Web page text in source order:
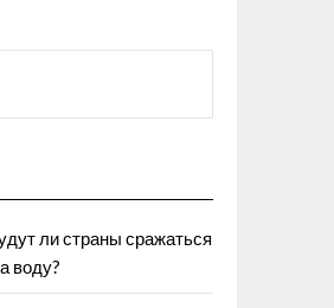
ли страны сражаться
воду?